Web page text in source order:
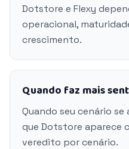
Dotstore e Flexy
operacional,
crescimento.
Quando faz mais
Quando seu cenário
que Dotstore aparece
veredito por cenário.